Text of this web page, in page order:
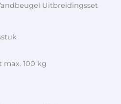
Uitbreidingsset
100 kg